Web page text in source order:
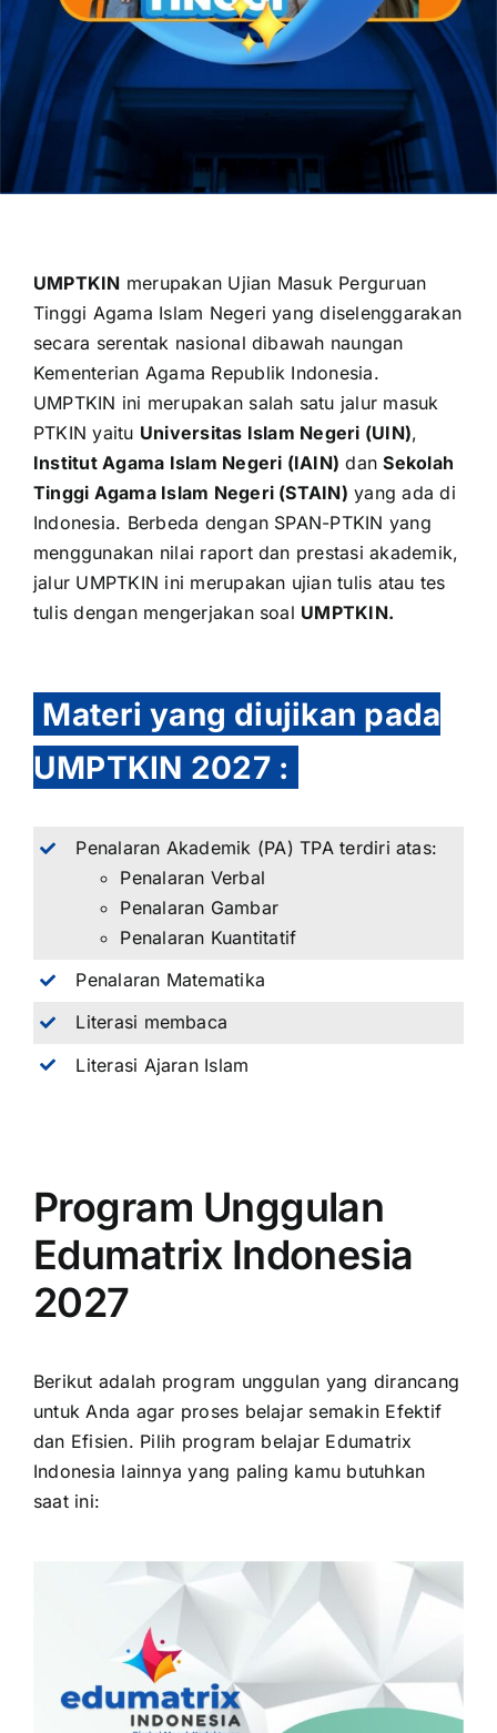
UMPTKIN merupakan Ujian Masuk Perguruan
Tinggi Agama Islam Negeri yang diselenggarakan
secara serentak nasional dibawah naungan
Kementerian Agama Republik Indonesia.
UMPTKIN ini merupakan salah satu jalur masuk
PTKIN yaitu Universitas Islam Negeri (UIN),
Institut Agama Islam Negeri (IAIN) danSekolah
Tinggi Agama Islam Negeri (STAIN) yang ada di
Indonesia. Berbeda dengan SPAN-PTKIN yang
menggunakan nilai raport dan prestasi akademik,
jalur UMPTKIN ini merupakan ujian tulis atau tes
tulis dengan mengerjakan soal UMPTKIN.
Materi yang diujikan pada
UMPTKIN 2027:
Penalaran Akademik (PA) TPA terdiri atas:
Penalaran Verbal
Penalaran Gambar
Penalaran Kuantitatif
Penalaran Matematika
Literasi membaca
Literasi Ajaran Islam
Program Unggulan
Edumatrix Indonesia
2027
Berikut adalah program unggulan yang dirancang
untuk Anda agar proses belajar semakin Efektif
dan Efisien. Pilih program belajar Edumatrix
Indonesia lainnya yang paling kamu butuhkan
saat ini: